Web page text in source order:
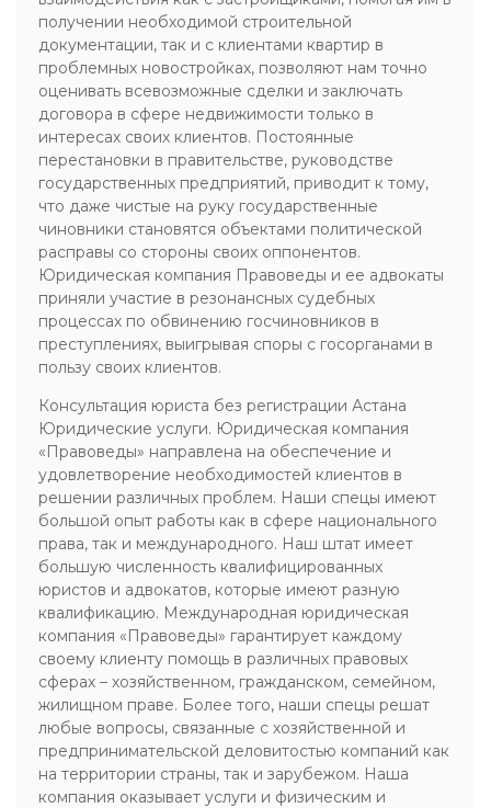
получении необходимой строительной
документации, так и с клиентами квартир в
проблемных новостройках, позволяют нам точно
оценивать всевозможные сделки и заключать
договора в сфере недвижимости только в
интересах своих клиентов. Постоянные
перестановки в правительстве, руководстве
государственных предприятий, приводит к тому,
что даже чистые на руку государственные
чиновники становятся объектами политической
расправы со стороны своих оппонентов.
Юридическая компания Правоведы и ее адвокаты
приняли участие в резонансных судебных
процессах по обвинению госчиновников в
преступлениях, выигрывая споры с госорганами в
пользу своих клиентов.
Консультация юриста без регистрации Астана
Юридические услуги. Юридическая компания
«Правоведы» направлена на обеспечение и
удовлетворение необходимостей клиентов в
решении различных проблем. Наши спецы имеют
большой опыт работы как в сфере национального
права, так и международного. Наш штат имеет
большую численность квалифицированных
юристов и адвокатов, которые имеют разную
квалификацию. Международная юридическая
компания «Правоведы» гарантирует каждому
своему клиенту помощь в различных правовых
сферах – хозяйственном, гражданском, семейном,
жилищном праве. Более того, наши спецы решат
любые вопросы, связанные с хозяйственной и
предпринимательской деловитостью компаний как
на территории страны, так и зарубежом. Наша
компания оказывает услуги и физическим и